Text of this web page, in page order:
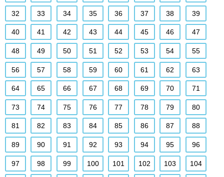
32 33 34 35 36 37 38 39
40 41 42 43 44 45 46 47
48 49 50 51 52 53 54 55
56 57 58 59 60 61 62 63
64 65 66 67 68 69 70 71
73 74 75 76 77 78 79 80
81 82 83 84 85 86 87 88
89 90 91 92 93 94 95 96
97 98 99 100 101 102 103 104